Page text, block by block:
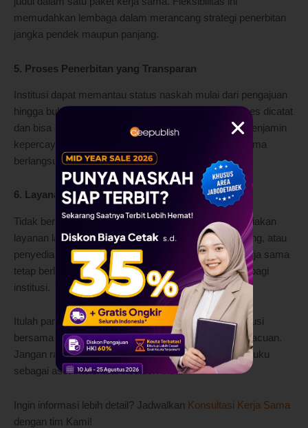
memudahkan lembaga dalam merancang strategi penerbitan
jangka pendek maupun panjang.
5. Proses Penerbitan yang Transparan
Institusi dapat memantau status naskah mulai dari pengajuan
hingga buku terbit melalui portal penulis. Semua proses dicatat
dan bisa diakses secara real-time. Keterbukaan ini menjamin
kepercayaan dan akuntabilitas selama masa kerja sama
berlangsung.
6. Layanan Pasca-Penerbitan yang Komprehensif
Tidak berhenti di penerbitan, Deepublish juga menyediakan
layanan lanjutan seperti pengelolaan royalti, cetak ulang, atau
penyediaan e-book. Hal ini penting agar hubungan kerja sama
tetap berlanjut dan memberi dampak jangka panjang bagi
institusi.
Itulah panduan lengkap menerbitkan buku untuk institusi
bersama Deepublish Jakarta yang bisa Anda jadikan acuan.
Jangan ragu untuk memulai kerja sama dan jadikan buku
sebagai aset intelektual institusi Anda!
Ingin informasi lebih detail? Jadwalkan Konsultasi Kerja Sama
dengan tim Kami!